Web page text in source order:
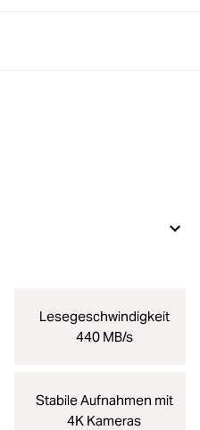
Lesegeschwindigkeit
440 MB/s
Stabile Aufnahmen mit
4K Kameras